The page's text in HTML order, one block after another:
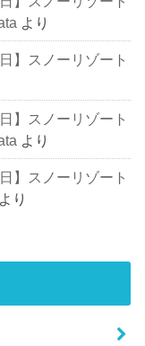
より
】スノーリゾート
】スノーリゾート
より
】スノーリゾート
より